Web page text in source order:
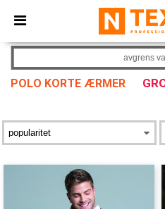
× Ntextil-app
Bedre priser i appen!
POLO KORTE ÆRMER
avgrens